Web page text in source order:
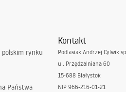
polskim rynku
Państwa
Kontakt
Podlasiak Andrzej Cylwik
ul. Przędzalniana 60
15-688 Białystok
NIP 966-216-01-21